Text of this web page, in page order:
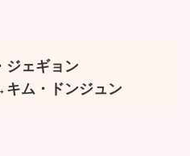
ジェギョン
ム・ドンジュン